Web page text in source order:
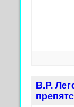
В.Р.